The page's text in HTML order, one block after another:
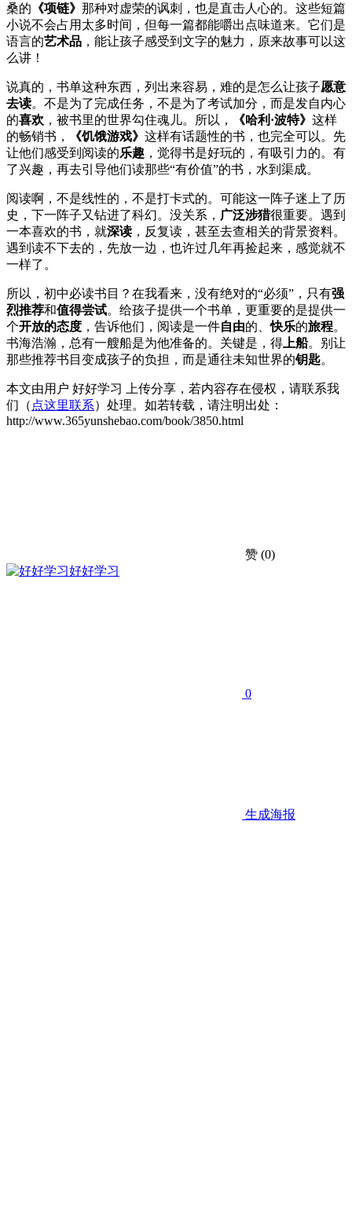
桑的 《项链》 那种对虚荣的讽刺，也是直击人心的。这些短篇
小说不会占用太多时间，但每一篇都能嚼出点味道来。它们是
语言的艺术品 ，能让孩子感受到文字的魅力，原来故事可以这
么讲！
说真的，书单这种东西，列出来容易，难的是怎么让孩子愿意
去读。不是为了完成任务，不是为了考试加分，而是发自内心
的喜欢 ，被书里的世界勾住魂儿。所以， 《哈利·波特》 这样
的畅销书，
《饥饿游戏》 这样有话题性的书，也完全可以。先
让他们感受到阅读的乐趣 ，觉得书是好玩的，有吸引力的。有
了兴趣，再去引导他们读那些“有价值”的书，水到渠成。
阅读啊，不是线性的，不是打卡式的。可能这一阵子迷上了历
史，下一阵子又钻进了科幻。没关系， 广泛涉猎很重要。遇到
一本喜欢的书，就深读 ，反复读，甚至去查相关的背景资料。
遇到读不下去的，先放一边，也许过几年再捡起来，感觉就不
一样了。
所以，初中必读书目？在我看来，没有绝对的“必须”，只有强
烈推荐和值得尝试。给孩子提供一个书单，更重要的是提供一
个开放的态度 ，告诉他们，阅读是一件自由的、快乐的旅程。
书海浩瀚，总有一艘船是为他准备的。关键是，得 上船。别让
那些推荐书目变成孩子的负担，而是通往未知世界的钥匙。
本文由用户 好好学习 上传分享，若内容存在侵权，请联系我
们（ 点这里联系）处理。如若转载，请注明出处：
http://www.365yunshebao.com/book/3850.html
赞 (0)
好好学习
0
生成海报